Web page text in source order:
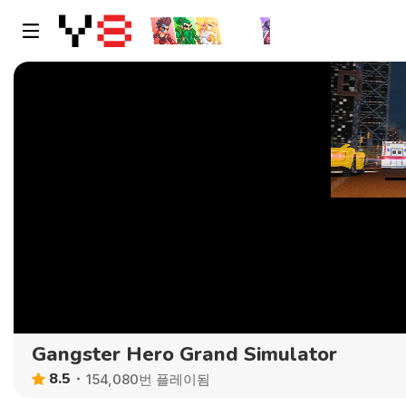
Gangster Hero Grand Simulator
8.5 154,080번 플레이됨